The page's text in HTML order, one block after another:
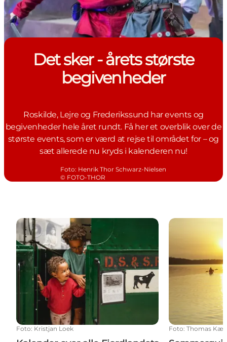
Det sker - årets største
begivenheder
Roskilde, Lejre og Frederikssund har events og
begivenheder hele året rundt. Få her et overblik over de
største events, som er værd at rejse til området for – og
sæt allerede nu kryds i kalenderen nu!
Foto: Henrik Thor Schwarz-Nielsen
© FOTO-THOR
Kalender over alle Fjordlandets events og
Foto: Kristjan Loek Foto: Thomas Kær